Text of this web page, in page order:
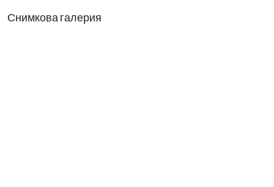
Снимкова галерия